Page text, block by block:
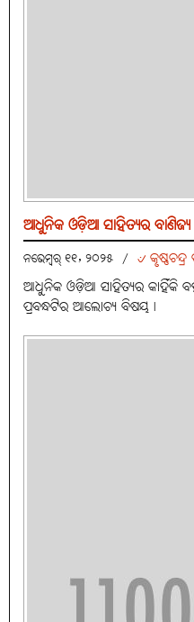
ଆଧୁନିକ ଓଡ଼ିଆ ସାହିତ୍ୟର
ନଭେମ୍ବର୍ ୧୧, ୨୦୨୫ / ୰ କୃଷ୍ଣଚନ୍ଦ୍ର
ଆଧୁନିକ ଓଡ଼ିଆ ସାହିତ୍ୟର କାହିଁକି
ପ୍ରବନ୍ଧଟିର ଆଲୋଚ୍ୟ ବିଷୟ।